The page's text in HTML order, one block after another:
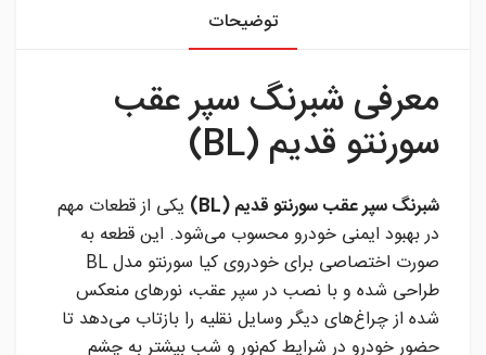
توضیحات
معرفی شبرنگ سپر عقب
سورنتو قدیم (BL)
شبرنگ سپر عقب سورنتو قدیم (BL)
یکی از قطعات مهم
در بهبود ایمنی خودرو محسوب می‌شود. این قطعه به
صورت اختصاصی برای خودروی کیا سورنتو مدل BL
طراحی شده و با نصب در سپر عقب، نورهای منعکس
شده از چراغ‌های دیگر وسایل نقلیه را بازتاب می‌دهد تا
حضور خودرو در شرایط کم‌نور و شب بیشتر به چشم